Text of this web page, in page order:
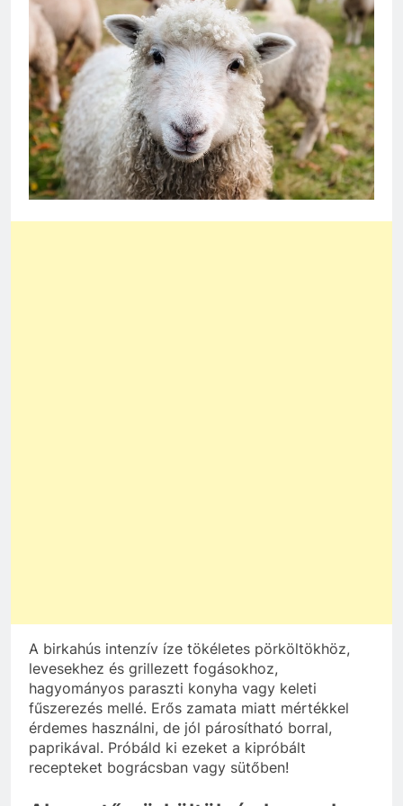
A birkahús intenzív íze tökéletes pörköltökhöz,
levesekhez és grillezett fogásokhoz,
hagyományos paraszti konyha vagy keleti
fűszerezés mellé. Erős zamata miatt mértékkel
érdemes használni, de jól párosítható borral,
paprikával. Próbáld ki ezeket a kipróbált
recepteket bográcsban vagy sütőben!